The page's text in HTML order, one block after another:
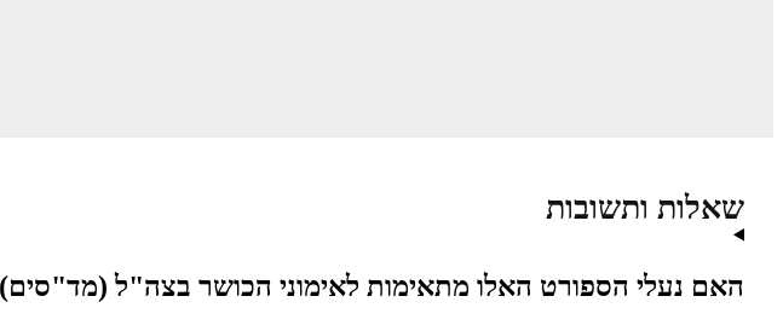
שאלות ותשובות
האם נעלי הספורט האלו מתאימות לאימוני הכושר בצה"ל